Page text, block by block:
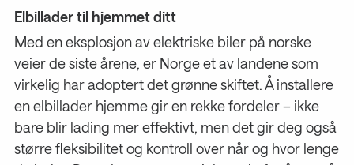
Elbillader til hjemmet ditt
Med en eksplosjon av elektriske biler på norske
veier de siste årene, er Norge et av landene som
virkelig har adoptert det grønne skiftet. Å installere
en elbillader hjemme gir en rekke fordeler – ikke
bare blir lading mer effektivt, men det gir deg også
større fleksibilitet og kontroll over når og hvor lenge